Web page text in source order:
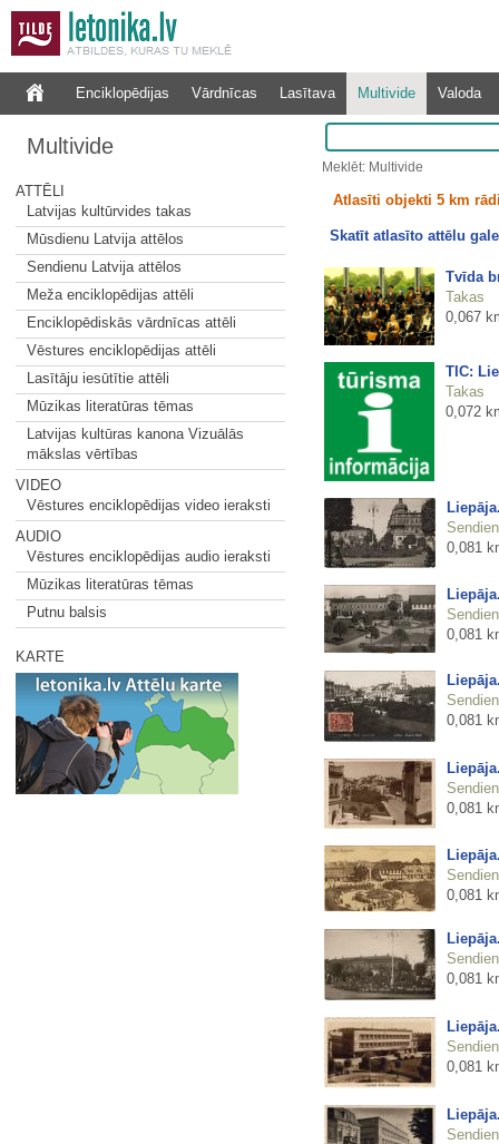
Enciklopēdijas Vārdnīcas Lasītava Multivide Valoda
Multivide
ATTĒLI
Latvijas kultūrvides takas
Mūsdienu Latvija attēlos
Sendienu Latvija attēlos
Meža enciklopēdijas attēli
Enciklopēdiskās vārdnīcas attēli
Vēstures enciklopēdijas attēli
Lasītāju iesūtītie attēli
Mūzikas literatūras tēmas
Latvijas kultūras kanona Vizuālās
mākslas vērtības
VIDEO
Vēstures enciklopēdijas video ieraksti
AUDIO
Vēstures enciklopēdijas audio ieraksti
Mūzikas literatūras tēmas
Putnu balsis
KARTE
Meklēt: Multivide
Atlasīti objekti 5 km
Skatīt atlasīto attēlu
Tvīda
Takas
0,067
TIC:
Takas
0,072
0,081
0,081
0,081
0,081
0,081
0,081
0,081